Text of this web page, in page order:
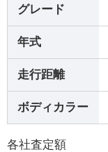
グレード
年式
走行距離
ボディカラー
各社査定額